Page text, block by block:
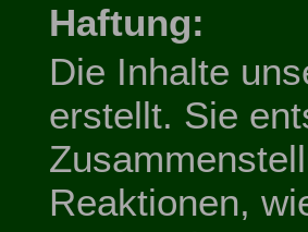
Haftung:
Die Inhalte
erstellt. Sie
Reaktionen,